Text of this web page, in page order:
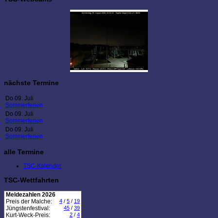
nächste Termine
Do 09. Juli
Sommerferien
Do 09. Juli
Sommerferien
Do 09. Juli
Sommerferien
alle Termine
TSC-Kalender
TSC-Wettfahrten
Meldezahlen 2026
Preis der Malche:
4 / 5 / 19
Jüngstenfestival: 45 / 39
Kurt-Weck-Preis: 2 / 4